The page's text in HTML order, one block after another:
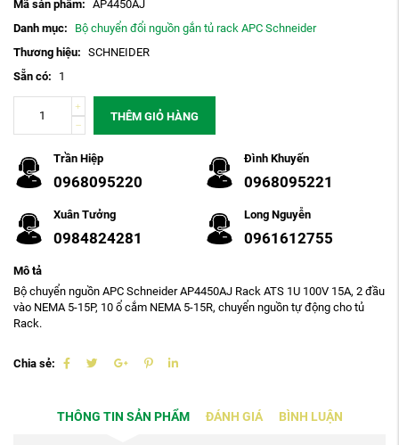
Mã sản phẩm: AP4450AJ
Danh mục:
Bộ chuyển đổi nguồn gắn tủ rack APC Schneider
Thương hiệu: SCHNEIDER
Sẵn có:
1
THÊM GIỎ HÀNG
Trần Hiệp
0968095220
Đình Khuyến
0968095221
Xuân Tưởng
0984824281
Long Nguyễn
0961612755
Mô tả
Bộ chuyển nguồn APC Schneider AP4450AJ Rack ATS 1U 100V 15A, 2 đầu
vào NEMA 5-15P, 10 ổ cắm NEMA 5-15R, chuyển nguồn tự động cho tủ
Rack.
Chia sẻ:
THÔNG TIN SẢN PHẨM ĐÁNH GIÁ BÌNH LUẬN